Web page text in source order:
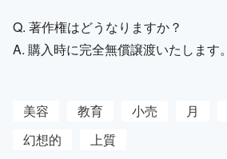
Q. 著作権はどうなりますか？
A. 購入時に完全無償譲渡いたします。
美容 教育 小売 月
幻想的
上質